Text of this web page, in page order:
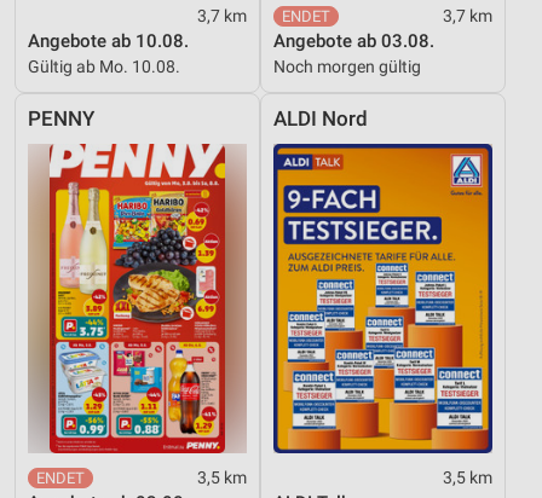
3,7 km
Angebote ab 10.08.
Gültig ab Mo. 10.08.
3,7 km
Angebote ab 03.08.
Noch morgen gültig
PENNY
3,5 km
ALDI Nord
3,5 km
Messung der Werbeleistung
Messung der Performance von Inhalten
Analyse von Zielgruppen durch Statistiken oder
Kombinationen von Daten aus verschiedenen
Quellen
Entwicklung und Verbesserung der Angebote
Verwendung reduzierter Daten zur Auswahl von
Inhalten
IAB-Besonderheiten:
Verwendung genauer Standortdaten
Geräte anhand von aktiv angeforderten
Informationen identifizieren
Nicht-IAB-Verarbeitungszwecke: